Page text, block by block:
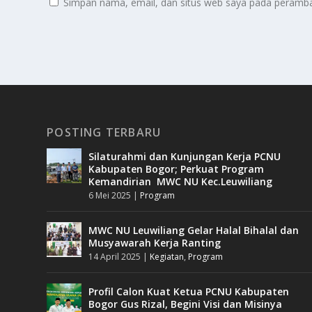
POSTING TERBARU
Silaturahmi dan Kunjungan Kerja PCNU
Kabupaten Bogor; Perkuat Program
Kemandirian MWC NU Kec.Leuwiliang
6 Mei 2025 | Program
MWC NU Leuwiliang Gelar Halal Bihalal dan
Musyawarah Kerja Ranting
14 April 2025 | Kegiatan, Program
Profil Calon Kuat Ketua PCNU Kabupaten
Bogor Gus Rizal, Begini Visi dan Misinya